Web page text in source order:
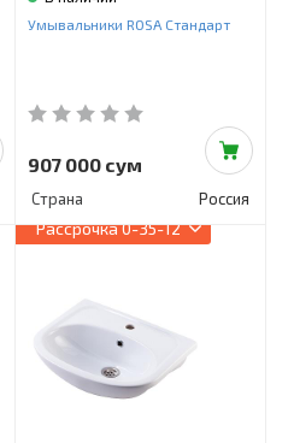
Умывальники ROSA Стандарт
907 000 сум
Страна Россия
Рассрочка0-35-12